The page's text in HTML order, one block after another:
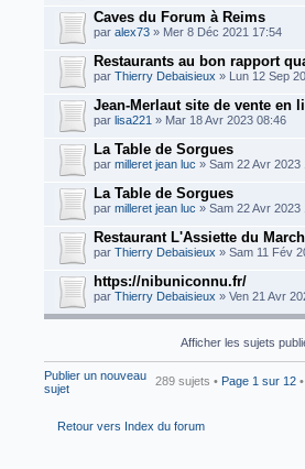
Caves du Forum à Reims
par alex73 » Mer 8 Déc 2021 17:54
Restaurants au bon rapport
par Thierry Debaisieux » Lun 12 Sep
Jean-Merlaut site de vente en
par lisa221 » Mar 18 Avr 2023 08:46
La Table de Sorgues
par milleret jean luc » Sam 22 Avr 2023
La Table de Sorgues
par milleret jean luc » Sam 22 Avr 2023
Restaurant L'Assiette du
par Thierry Debaisieux » Sam 11 Fév
https://nibuniconnu.fr/
par Thierry Debaisieux » Ven 21 Avr
Afficher les sujets
Publier un nouveau
sujet
289 sujets • Page 1 sur 12 •
Retour vers Index du forum